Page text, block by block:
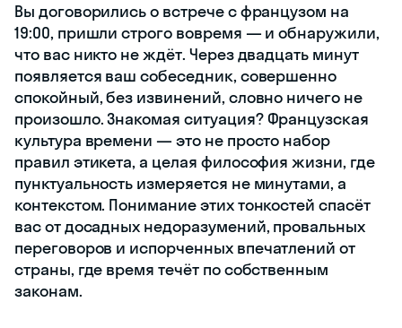
Вы договорились о встрече с французом на
19:00, пришли строго вовремя — и обнаружили,
что вас никто не ждёт. Через двадцать минут
появляется ваш собеседник, совершенно
спокойный, без извинений, словно ничего не
произошло. Знакомая ситуация? Французская
культура времени — это не просто набор
правил этикета, а целая философия жизни, где
пунктуальность измеряется не минутами, а
контекстом. Понимание этих тонкостей спасёт
вас от досадных недоразумений, провальных
переговоров и испорченных впечатлений от
страны, где время течёт по собственным
законам.